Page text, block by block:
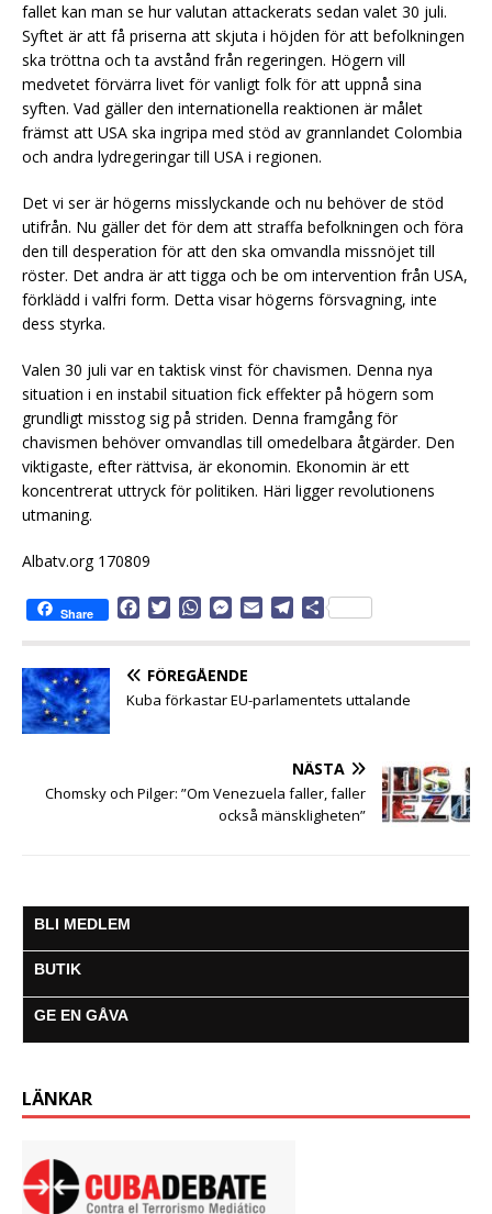
fallet kan man se hur valutan attackerats sedan valet 30 juli.
Syftet är att få priserna att skjuta i höjden för att befolkningen
ska tröttna och ta avstånd från regeringen. Högern vill
medvetet förvärra livet för vanligt folk för att uppnå sina
syften. Vad gäller den internationella reaktionen är målet
främst att USA ska ingripa med stöd av grannlandet Colombia
och andra lydregeringar till USA i regionen.
Det vi ser är högerns misslyckande och nu behöver de stöd
utifrån. Nu gäller det för dem att straffa befolkningen och föra
den till desperation för att den ska omvandla missnöjet till
röster. Det andra är att tigga och be om intervention från USA,
förklädd i valfri form. Detta visar högerns försvagning, inte
dess styrka.
Valen 30 juli var en taktisk vinst för chavismen. Denna nya
situation i en instabil situation fick effekter på högern som
grundligt misstog sig på striden. Denna framgång för
chavismen behöver omvandlas till omedelbara åtgärder. Den
viktigaste, efter rättvisa, är ekonomin. Ekonomin är ett
koncentrerat uttryck för politiken. Häri ligger revolutionens
utmaning.
Albatv.org 170809
Share
e
b
T
t
t
W
t
s
M
s
e
l
T
g
m
D
FÖREGÅENDE
Kuba förkastar EU-parlamentets uttalande
NÄSTA
Chomsky och Pilger: ”Om Venezuela faller, faller
också mänskligheten”
BLI MEDLEM
BUTIK
GE EN GÅVA
LÄNKAR